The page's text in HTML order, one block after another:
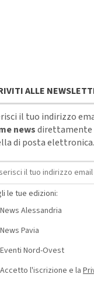
ALLE
il tuo indirizzo
newsdirettamente
di posta elettronica.
email
le tue edizioni:
News Alessandria
News Pavia
Eventi Nord-Ovest
Accetto l'iscrizione e la